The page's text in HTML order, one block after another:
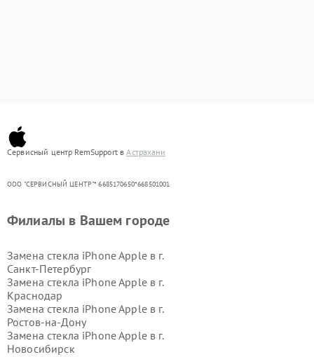
Сервисный центр RemSupport вАстрахани
ООО "СЕРВИСНЫЙ ЦЕНТР"* 6685170650*668501001
Филиалы в Вашем городе
Замена стекла iPhone Apple в г.
Санкт-Петербург
Замена стекла iPhone Apple в г.
Краснодар
Замена стекла iPhone Apple в г.
Ростов-на-Дону
Замена стекла iPhone Apple в г.
Новосибирск